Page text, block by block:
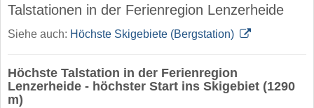
Talstationen in der Ferienregion Lenzerheide
Siehe auch: Höchste Skigebiete (Bergstation)
Höchste Talstation in der Ferienregion
Lenzerheide - höchster Start ins Skigebiet (1290
m)